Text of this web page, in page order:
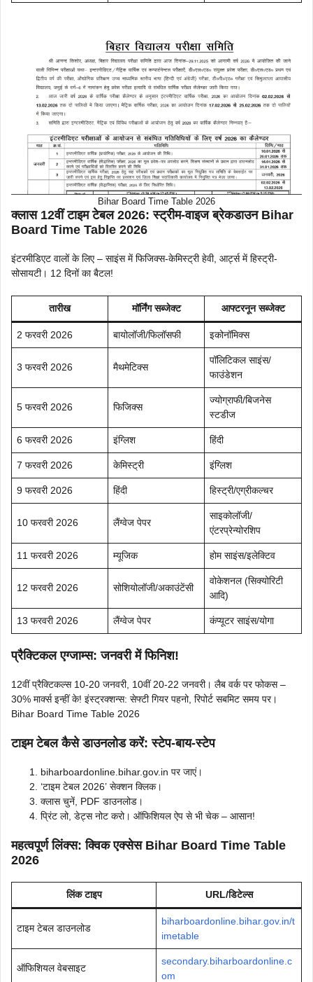
Bihar Board Time Table 2026
क्लास 12वीं टाइम टेबल 2026: स्ट्रीम-वाइज ब्रेकडाउन Bihar
Board Time Table 2026
इंटरमीडिएट वालों के लिए – साइंस में फिजिक्स-केमिस्ट्री हेवी, आर्ट्स में हिस्ट्री-
सोसायटी। 12 दिनों का बैटल!
तारीख मॉर्निंग सब्जेक्ट आफ्टरनून सब्जेक्ट
2 फरवरी 2026 बायोलॉजी/फिलॉसफी इकोनॉमिक्स
3 फरवरी 2026 मैथमेटिक्स
पॉलिटिकल साइंस/
फाउंडेशन
5 फरवरी 2026 फिजिक्स
ज्योग्राफी/बिजनेस
स्टडीज
6 फरवरी 2026 इंग्लिश हिंदी
7 फरवरी 2026 केमिस्ट्री इंग्लिश
9 फरवरी 2026 हिंदी हिस्ट्री/एग्रीकल्चर
10 फरवरी 2026 लैंग्वेज पेपर
साइकोलॉजी/
एंटरप्रेन्योरशिप
11 फरवरी 2026 म्यूजिक होम साइंस/इलेक्टिव
12 फरवरी 2026 सोशियोलॉजी/अकाउंटेंसी
वोकेशनल (सिक्योरिटी
आदि)
13 फरवरी 2026 लैंग्वेज पेपर कंप्यूटर साइंस/योगा
प्रैक्टिकल एग्जाम्स: जनवरी में फिनिश!
12वीं प्रैक्टिकल्स 10-20 जनवरी, 10वीं 20-22 जनवरी। लैब वर्क पर फोकस –
30% मार्क्स इन्हीं के! इंस्ट्रक्शन्स: सेफ्टी गियर पहनो, रिपोर्ट सबमिट समय पर।
Bihar Board Time Table 2026
टाइम टेबल कैसे डाउनलोड करें: स्टेप-बाय-स्टेप
biharboardonline.bihar.gov.in पर जाएं।
‘टाइम टेबल 2026’ सेक्शन क्लिक।
क्लास चुनें, PDF डाउनलोड।
प्रिंट लो, डेट्स नोट करो। ऑफिशियल ऐप से भी चेक – आसान!
महत्वपूर्ण लिंक्स: क्विक एक्सेस Bihar Board Time Table
2026
लिंक टाइप URL/डिटेल्स
टाइम टेबल डाउनलोड
biharboardonline.bihar.gov.in/t
imetable
ऑफिशियल वेबसाइट
secondary.biharboardonline.c
om